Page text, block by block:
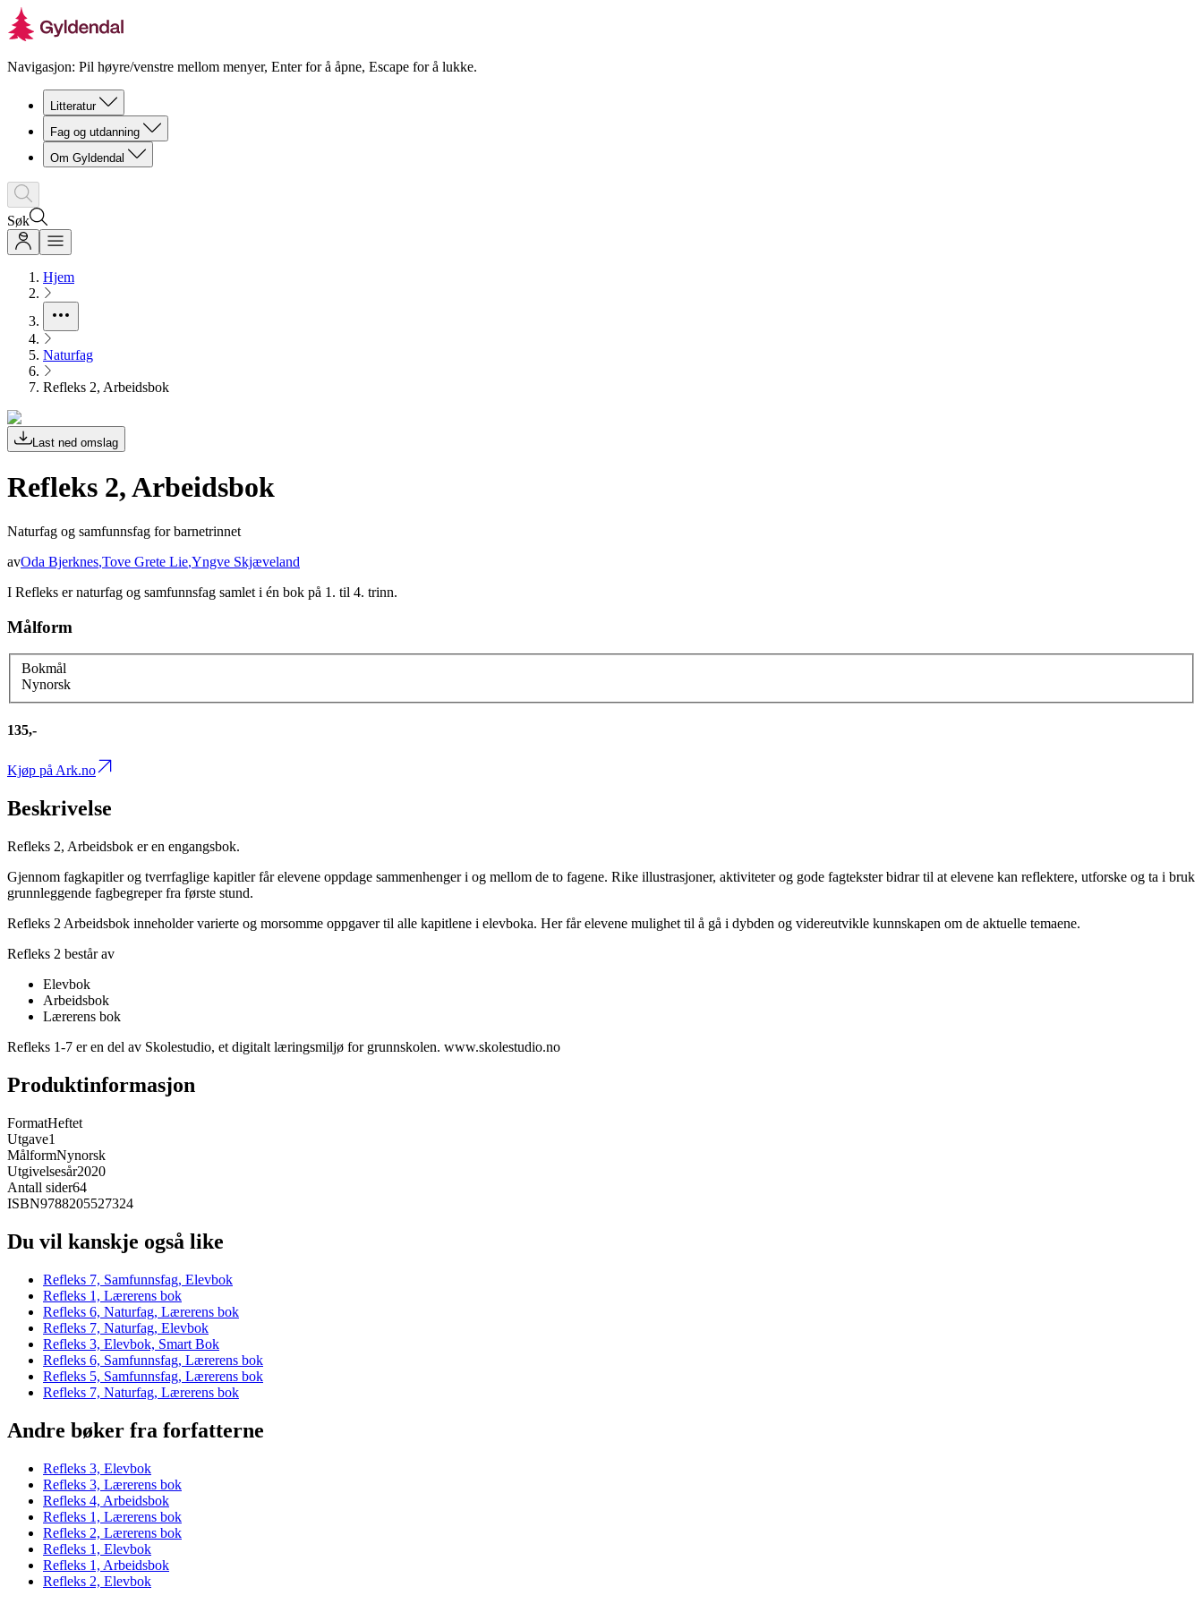
Navigasjon: Pil høyre/venstre mellom menyer, Enter for å åpne, Escape for å lukke.
Litteratur
Fag og utdanning
Om Gyldendal
Søk
Hjem
Naturfag
Refleks 2, Arbeidsbok
Last ned omslag
Refleks 2, Arbeidsbok
Naturfag og samfunnsfag for barnetrinnet
avOda Bjerknes,Tove Grete Lie,Yngve Skjæveland
I Refleks er naturfag og samfunnsfag samlet i én bok på 1. til 4. trinn.
Målform
Bokmål
Nynorsk
135,-
Kjøp på Ark.no
Beskrivelse
Refleks 2, Arbeidsbok er en engangsbok.
Gjennom fagkapitler og tverrfaglige kapitler får elevene oppdage sammenhenger i og mellom de to fagene. Rike illustrasjoner, aktiviteter og gode fagtekster bidrar til at elevene kan reflektere, utforske og ta i bruk
grunnleggende fagbegreper fra første stund.
Refleks 2 Arbeidsbok inneholder varierte og morsomme oppgaver til alle kapitlene i elevboka. Her får elevene mulighet til å gå i dybden og videreutvikle kunnskapen om de aktuelle temaene.
Refleks 2 består av
Elevbok
Arbeidsbok
Lærerens bok
Refleks 1-7 er en del av Skolestudio, et digitalt læringsmiljø for grunnskolen. www.skolestudio.no
Produktinformasjon
FormatHeftet
Utgave1
MålformNynorsk
Utgivelsesår2020
Antall sider64
ISBN9788205527324
Du vil kanskje også like
Refleks 7, Samfunnsfag, Elevbok
Refleks 1, Lærerens bok
Refleks 6, Naturfag, Lærerens bok
Refleks 7, Naturfag, Elevbok
Refleks 3, Elevbok, Smart Bok
Refleks 6, Samfunnsfag, Lærerens bok
Refleks 5, Samfunnsfag, Lærerens bok
Refleks 7, Naturfag, Lærerens bok
Andre bøker fra forfatterne
Refleks 3, Elevbok
Refleks 3, Lærerens bok
Refleks 4, Arbeidsbok
Refleks 1, Lærerens bok
Refleks 2, Lærerens bok
Refleks 1, Elevbok
Refleks 1, Arbeidsbok
Refleks 2, Elevbok